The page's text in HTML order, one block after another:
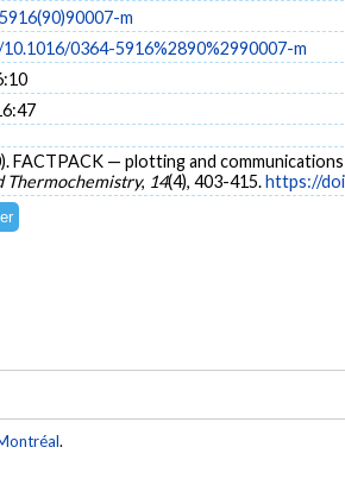
m
0364-5916%2890%2990007-m
FACTPACK — plotting and
Thermochemistry, 14(4), 403-415.https://
.